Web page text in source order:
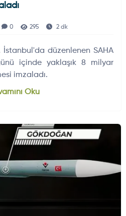
0 295 2 dk
İstanbul'da düzenlenen SAHA
içinde yaklaşık 8 milyar
imzaladı.
Oku